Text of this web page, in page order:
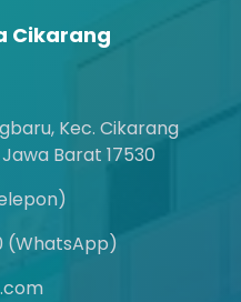
Cikarang
Kec. Cikarang
Barat 17530
(WhatsApp)